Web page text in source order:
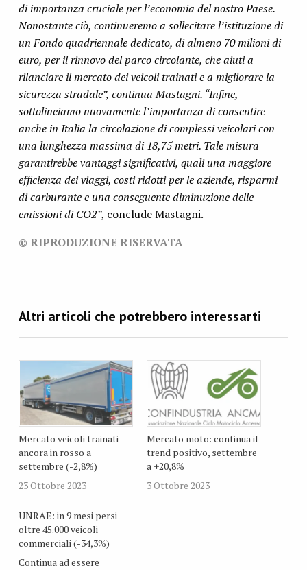
di importanza cruciale per l’economia del nostro Paese.
Nonostante ciò, continueremo a sollecitare l’istituzione di
un Fondo quadriennale dedicato, di almeno 70 milioni di
euro, per il rinnovo del parco circolante, che aiuti a
rilanciare il mercato dei veicoli trainati e a migliorare la
sicurezza stradale”, continua Mastagni. “Infine,
sottolineiamo nuovamente l’importanza di consentire
anche in Italia la circolazione di complessi veicolari con
una lunghezza massima di 18,75 metri. Tale misura
garantirebbe vantaggi significativi, quali una maggiore
efficienza dei viaggi, costi ridotti per le aziende, risparmi
di carburante e una conseguente diminuzione delle
emissioni di CO2”, conclude Mastagni.
© RIPRODUZIONE RISERVATA
Mercato veicoli trainati
ancora in rosso a
settembre (-2,8%)
23 Ottobre 2023
Mercato moto: continua il
trend positivo, settembre
a +20,8%
3 Ottobre 2023
UNRAE: in 9 mesi persi
oltre 45.000 veicoli
commerciali (-34,3%)
Continua ad essere